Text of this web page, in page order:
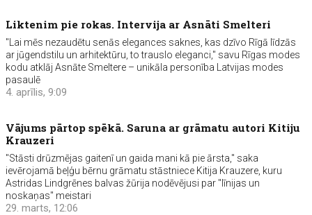
Liktenim pie rokas. Intervija ar Asnāti Smelteri
"Lai mēs nezaudētu senās elegances saknes, kas dzīvo Rīgā līdzās
ar jūgendstilu un arhitektūru, to trauslo eleganci," savu Rīgas modes
kodu atklāj Asnāte Smeltere – unikāla personība Latvijas modes
pasaulē
4. aprīlis, 9:09
Vājums pārtop spēkā. Saruna ar grāmatu autori Kitiju
Krauzeri
"Stāsti drūzmējas gaitenī un gaida mani kā pie ārsta," saka
ievērojamā beļģu bērnu grāmatu stāstniece Kitija Krauzere, kuru
Astridas Lindgrēnes balvas žūrija nodēvējusi par "līnijas un
noskaņas" meistari
29. marts, 12:06